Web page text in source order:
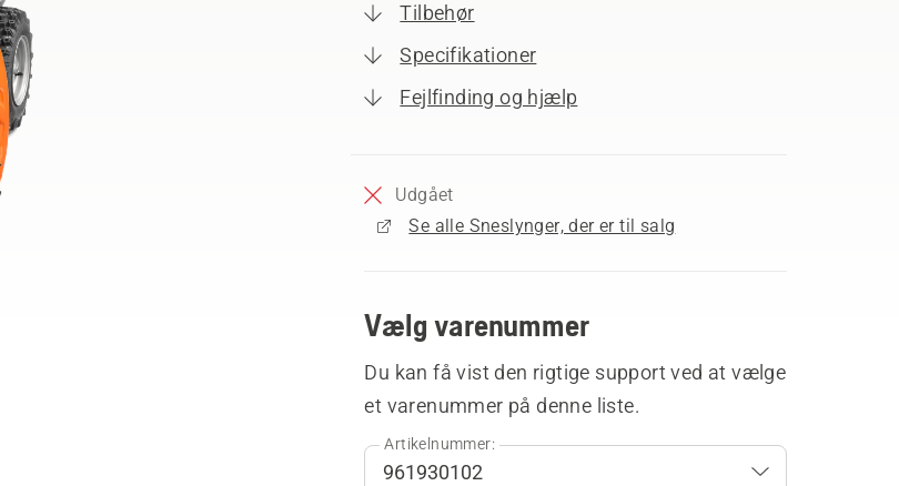
Tilbehør
Specifikationer
Fejlfinding og hjælp
Udgået
Se alle Sneslynger, der er til salg
Vælg varenummer
Du kan få vist den rigtige support ved at vælge
et varenummer på denne liste.
Artikelnummer: